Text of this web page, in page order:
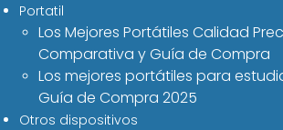
Portatil
Los Mejores Portátiles Calidad
Comparativa y Guía de Compra
Los mejores portátiles para
Guía de Compra 2025
Otros dispositivos